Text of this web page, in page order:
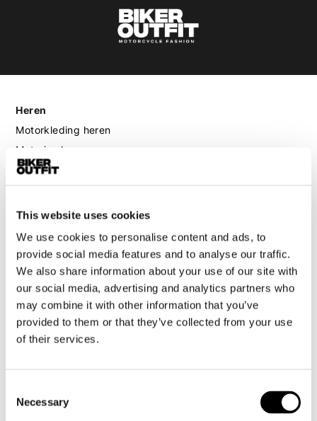
This website uses cookies
We use cookies to personalise content and ads, to
provide social media features and to analyse our traffic.
We also share information about your use of our site with
our social media, advertising and analytics partners who
may combine it with other information that you’ve
provided to them or that they’ve collected from your use
of their services.
Selection
Necessary
Heren
Motorkleding heren
Motorjas heren
Motorbroek heren
Motorjeans heren
Motorhelm heren
Motorhandschoenen heren
Motorlaarzen heren
Dames